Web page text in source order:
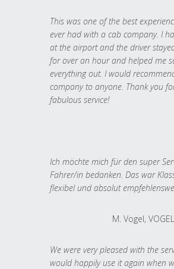
This was one of the best
ever had with a cab company. I
at the airport and the driver
for over an hour and helped me
everything out. I would
company to anyone. Thank you
fabulous service!
Ich möchte mich für den super
Fahrer/in bedanken. Das war
flexibel und absolut
M. Vogel,
We were very pleased with the
would happily use it again when